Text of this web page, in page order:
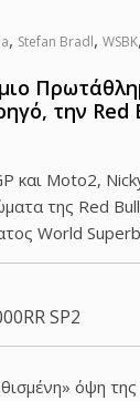
, Stefan Bradl, WSBK,
την Red
και Moto2,
της Red
World
SP2
όψη